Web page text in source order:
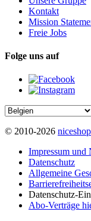
Kontakt
Mission
Freie Jobs
Folge uns auf
© 2010-2026
Impressum und
Datenschutz
Allgemeine
Datenschutz-
Abo-Verträge